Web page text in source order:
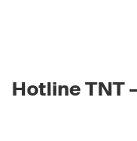
Hotline TNT